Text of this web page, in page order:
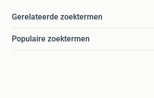
Gerelateerde zoektermen
Populaire zoektermen